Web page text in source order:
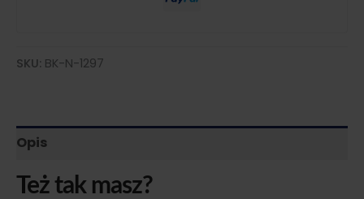
SKU: BK-N-1297
Opis
Też tak masz?